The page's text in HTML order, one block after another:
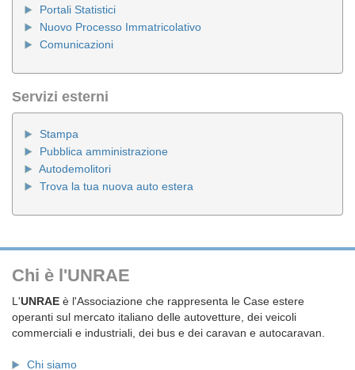
Portali Statistici
Nuovo Processo Immatricolativo
Comunicazioni
Servizi esterni
Stampa
Pubblica amministrazione
Autodemolitori
Trova la tua nuova auto estera
Chi è l'UNRAE
L'UNRAE è l'Associazione che rappresenta le Case estere
operanti sul mercato italiano delle autovetture, dei veicoli
commerciali e industriali, dei bus e dei caravan e autocaravan.
Chi siamo